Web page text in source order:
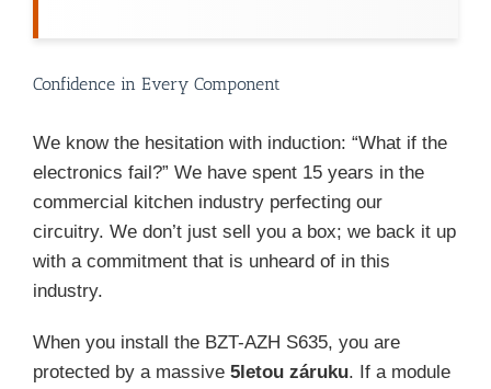
Confidence in Every Component
We know the hesitation with induction: “What if the
electronics fail?” We have spent 15 years in the
commercial kitchen industry perfecting our
circuitry. We don’t just sell you a box; we back it up
with a commitment that is unheard of in this
industry.
When you install the BZT-AZH S635, you are
protected by a massive 5letou záruku. If a module